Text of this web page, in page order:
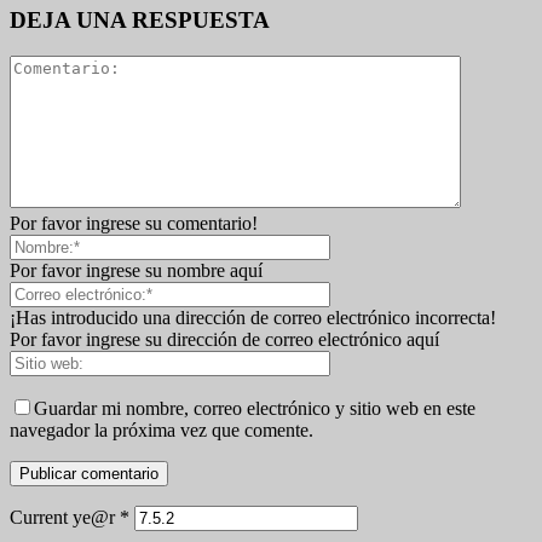
DEJA UNA RESPUESTA
Por favor ingrese su comentario!
Por favor ingrese su nombre aquí
¡Has introducido una dirección de correo electrónico incorrecta!
Por favor ingrese su dirección de correo electrónico aquí
Guardar mi nombre, correo electrónico y sitio web en este
navegador la próxima vez que comente.
Current ye@r *